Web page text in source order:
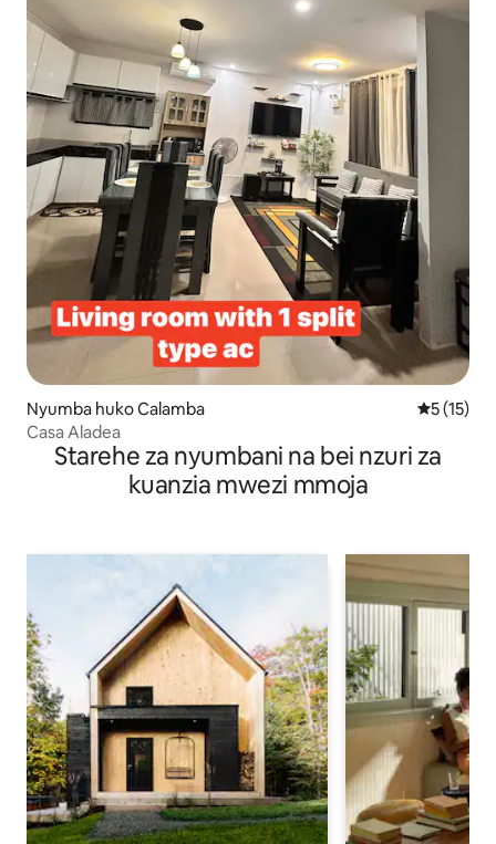
Nyumba huko Calamba Ukadiriaji
5 (15)
Casa Aladea
Starehe za nyumbani na bei nzuri za
kuanzia mwezi mmoja